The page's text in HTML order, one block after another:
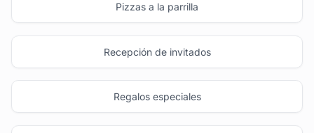
Pizzas a la parrilla
Recepción de invitados
Regalos especiales